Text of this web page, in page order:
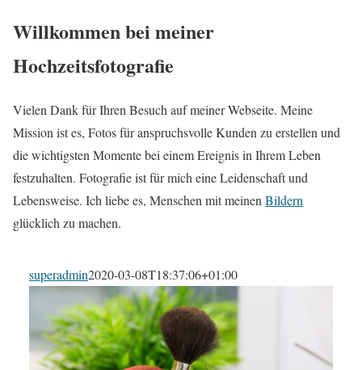
Willkommen bei meiner
Hochzeitsfotografie
Vielen Dank für Ihren Besuch auf meiner Webseite. Meine
Mission ist es, Fotos für anspruchsvolle Kunden zu erstellen und
die wichtigsten Momente bei einem Ereignis in Ihrem Leben
festzuhalten. Fotografie ist für mich eine Leidenschaft und
Lebensweise. Ich liebe es, Menschen mit meinen Bildern
glücklich zu machen.
superadmin2020-03-08T18:37:06+01:00